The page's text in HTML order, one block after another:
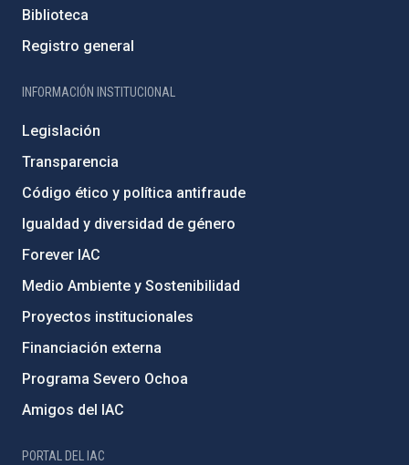
Biblioteca
Registro general
INFORMACIÓN INSTITUCIONAL
Legislación
Transparencia
Código ético y política antifraude
Igualdad y diversidad de género
Forever IAC
Medio Ambiente y Sostenibilidad
Proyectos institucionales
Financiación externa
Programa Severo Ochoa
Amigos del IAC
PORTAL DEL IAC